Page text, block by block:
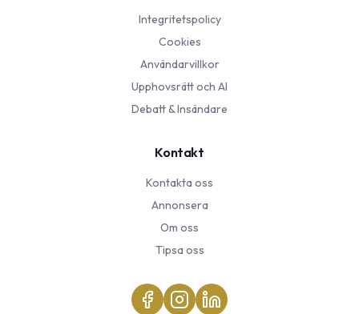
Integritetspolicy
Cookies
Användarvillkor
Upphovsrätt och AI
Debatt & Insändare
Kontakt
Kontakta oss
Annonsera
Om oss
Tipsa oss